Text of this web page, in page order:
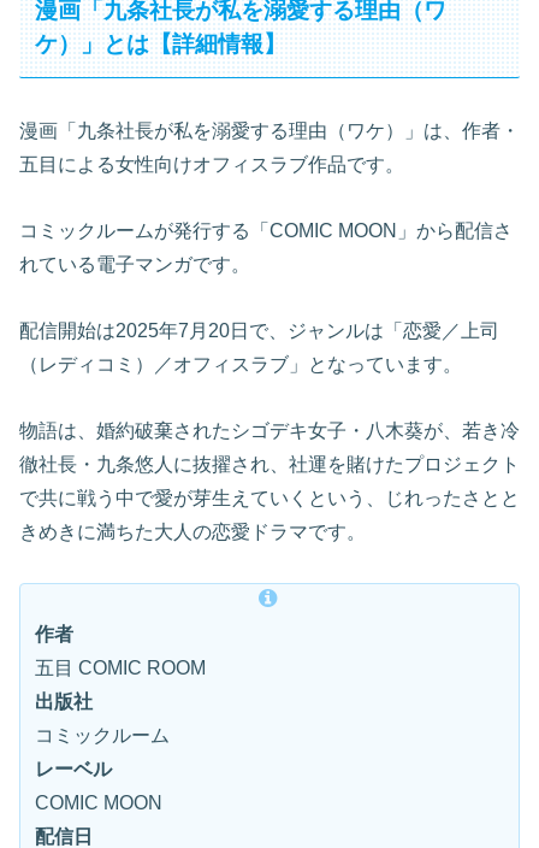
漫画「九条社長が私を溺愛する理由（ワ
ケ）」とは【詳細情報】
漫画「九条社長が私を溺愛する理由（ワケ）」は、作者・
五目による女性向けオフィスラブ作品です。
コミックルームが発行する「COMIC MOON」から配信さ
れている電子マンガです。
配信開始は2025年7月20日で、ジャンルは「恋愛／上司
（レディコミ）／オフィスラブ」となっています。
物語は、婚約破棄されたシゴデキ女子・八木葵が、若き冷
徹社長・九条悠人に抜擢され、社運を賭けたプロジェクト
で共に戦う中で愛が芽生えていくという、じれったさとと
きめきに満ちた大人の恋愛ドラマです。
作者
五目 COMIC ROOM
出版社
コミックルーム
レーベル
COMIC MOON
配信日